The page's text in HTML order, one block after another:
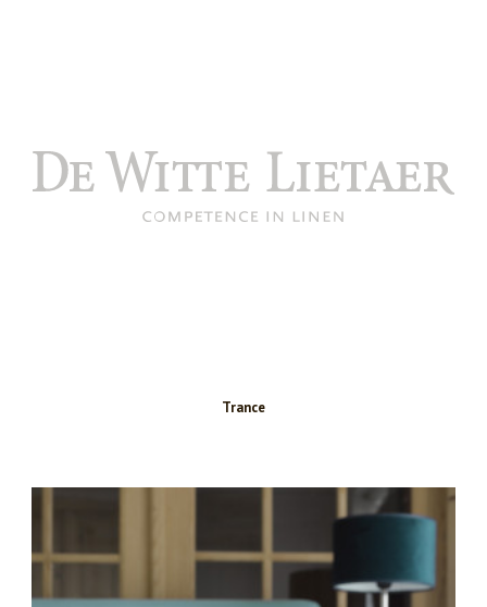
Trance